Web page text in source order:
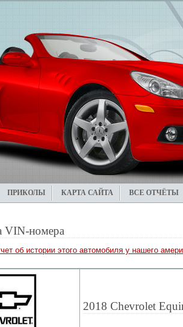
ПРИКОЛЫ КАРТА САЙТА ВСЕ ОТЧЁТЫ
VIN-номера
об истории этого автомобиля у нашего
2018 Chevrolet